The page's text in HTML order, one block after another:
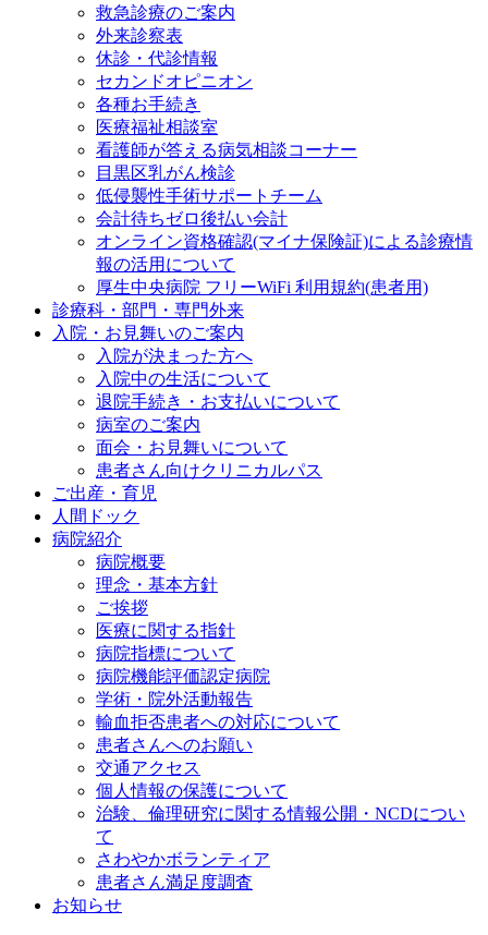
救急診療のご案内
外来診察表
休診・代診情報
セカンドオピニオン
各種お手続き
医療福祉相談室
看護師が答える病気相談コーナー
目黒区乳がん検診
低侵襲性手術サポートチーム
会計待ちゼロ後払い会計
オンライン資格確認(マイナ保険証)による診療情
報の活用について
厚生中央病院 フリーWiFi 利用規約(患者用)
診療科・部門・専門外来
入院・お見舞いのご案内
入院が決まった方へ
入院中の生活について
退院手続き・お支払いについて
病室のご案内
面会・お見舞いについて
患者さん向けクリニカルパス
ご出産・育児
人間ドック
病院紹介
病院概要
理念・基本方針
ご挨拶
医療に関する指針
病院指標について
病院機能評価認定病院
学術・院外活動報告
輸血拒否患者への対応について
患者さんへのお願い
交通アクセス
個人情報の保護について
治験、倫理研究に関する情報公開・NCDについ
て
さわやかボランティア
患者さん満足度調査
お知らせ